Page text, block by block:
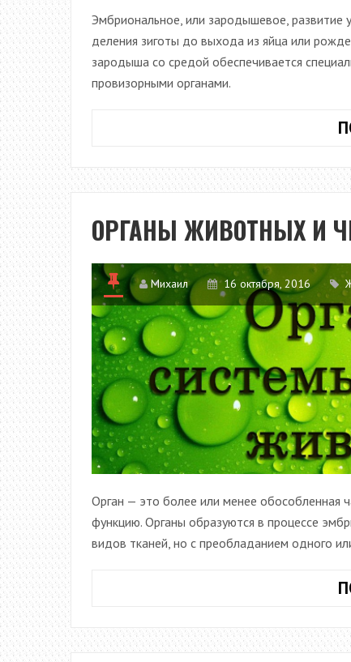
Эмбриональное, или зародышевое,
деления зиготы до выхода из яйца или
зародыша со средой обеспечивается
провизорными органами.
ОРГАНЫ ЖИВОТНЫХ И
Михаил 16 октября, 2016
Орган — это более или менее обособленная
функцию. Органы образуются в процессе
видов тканей, но с преобладанием одного